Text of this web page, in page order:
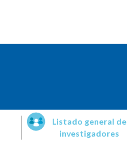
Listado general de
investigadores